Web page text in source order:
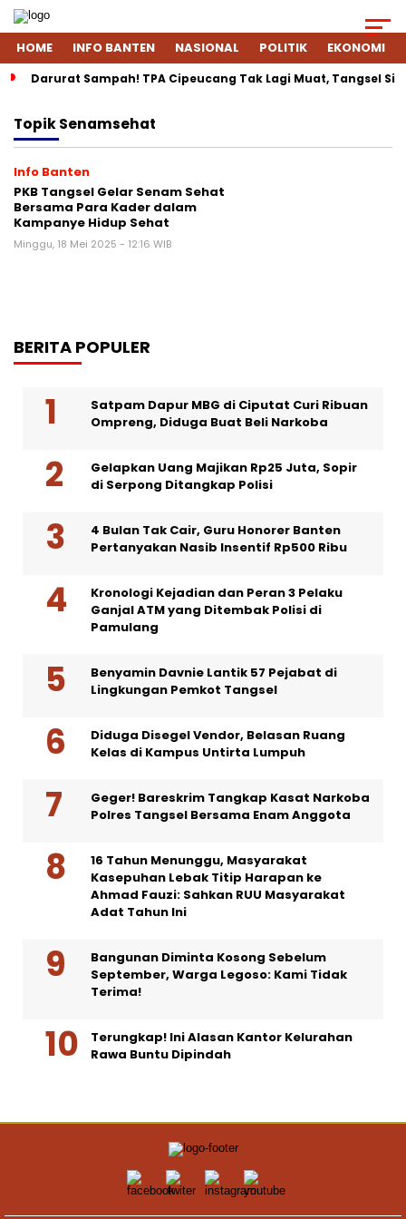
HOME INFO BANTEN NASIONAL POLITIK EKONOMI
Darurat Sampah! TPA Cipeucang Tak Lagi Muat, Tangsel
TopikSenamsehat
Info Banten
PKB Tangsel Gelar Senam Sehat
Bersama Para Kader dalam
Kampanye Hidup Sehat
Minggu, 18 Mei 2025 - 12:16 WIB
BERITA POPULER
Satpam Dapur MBG di Ciputat Curi Ribuan
Ompreng, Diduga Buat Beli Narkoba
Gelapkan Uang Majikan Rp25 Juta, Sopir
di Serpong Ditangkap Polisi
4 Bulan Tak Cair, Guru Honorer Banten
Pertanyakan Nasib Insentif Rp500 Ribu
Kronologi Kejadian dan Peran 3 Pelaku
Ganjal ATM yang Ditembak Polisi di
Pamulang
Benyamin Davnie Lantik 57 Pejabat di
Lingkungan Pemkot Tangsel
Diduga Disegel Vendor, Belasan Ruang
Kelas di Kampus Untirta Lumpuh
Geger! Bareskrim Tangkap Kasat Narkoba
Polres Tangsel Bersama Enam Anggota
16 Tahun Menunggu, Masyarakat
Kasepuhan Lebak Titip Harapan ke
Ahmad Fauzi: Sahkan RUU Masyarakat
Adat Tahun Ini
Bangunan Diminta Kosong Sebelum
September, Warga Legoso: Kami Tidak
Terima!
Terungkap! Ini Alasan Kantor Kelurahan
Rawa Buntu Dipindah